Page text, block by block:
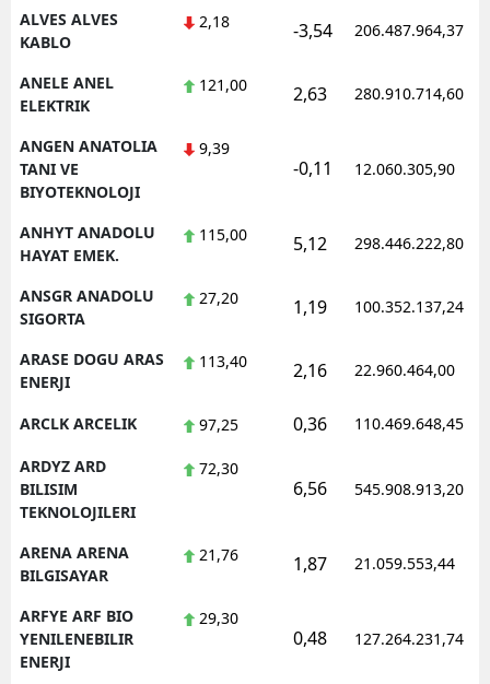
Yalova
Karabük
Osmaniye
ALVES ALVES
KABLO
2,18 -3,54 206.487.964,37
ANELE ANEL
ELEKTRIK
121,00 2,63 280.910.714,60
ANGEN ANATOLIA
TANI VE
BIYOTEKNOLOJI
9,39
-0,11 12.060.305,90
ANHYT ANADOLU
HAYAT EMEK.
115,00 5,12 298.446.222,80
ANSGR ANADOLU
SIGORTA
27,20 1,19 100.352.137,24
ARASE DOGU ARAS
ENERJI
113,40 2,16 22.960.464,00
ARCLK ARCELIK 97,25 0,36 110.469.648,45
ARDYZ ARD
BILISIM
TEKNOLOJILERI
72,30
6,56 545.908.913,20
ARENA ARENA
BILGISAYAR
21,76 1,87 21.059.553,44
ARFYE ARF BIO
YENILENEBILIR
ENERJI
29,30
0,48 127.264.231,74